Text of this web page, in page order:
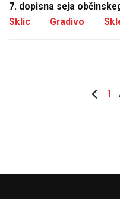
7. dopisna seja
Sklic
Gradivo
1